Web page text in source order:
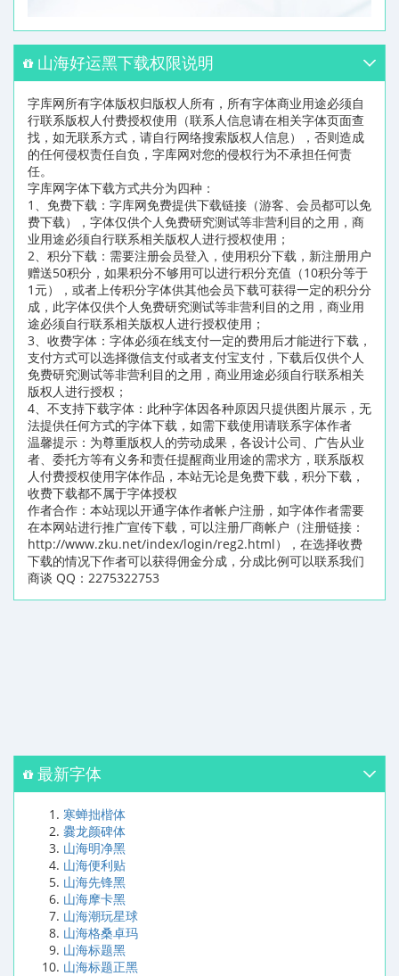
山海好运黑下载权限说明
字库网所有字体版权归版权人所有，所有字体商业用途必须自
行联系版权人付费授权使用（联系人信息请在相关字体页面查
找，如无联系方式，请自行网络搜索版权人信息），否则造成
的任何侵权责任自负，字库网对您的侵权行为不承担任何责
任。
字库网字体下载方式共分为四种：
1、免费下载：字库网免费提供下载链接（游客、会员都可以免
费下载），字体仅供个人免费研究测试等非营利目的之用，商
业用途必须自行联系相关版权人进行授权使用；
2、积分下载：需要注册会员登入，使用积分下载，新注册用户
赠送50积分，如果积分不够用可以进行积分充值（10积分等于
1元），或者上传积分字体供其他会员下载可获得一定的积分分
成，此字体仅供个人免费研究测试等非营利目的之用，商业用
途必须自行联系相关版权人进行授权使用；
3、收费字体：字体必须在线支付一定的费用后才能进行下载，
支付方式可以选择微信支付或者支付宝支付，下载后仅供个人
免费研究测试等非营利目的之用，商业用途必须自行联系相关
版权人进行授权；
4、不支持下载字体：此种字体因各种原因只提供图片展示，无
法提供任何方式的字体下载，如需下载使用请联系字体作者
温馨提示：为尊重版权人的劳动成果，各设计公司、广告从业
者、委托方等有义务和责任提醒商业用途的需求方，联系版权
人付费授权使用字体作品，本站无论是免费下载，积分下载，
收费下载都不属于字体授权
作者合作：本站现以开通字体作者帐户注册，如字体作者需要
在本网站进行推广宣传下载，可以注册厂商帐户（注册链接：
http://www.zku.net/index/login/reg2.html），在选择收费
下载的情况下作者可以获得佣金分成，分成比例可以联系我们
商谈 QQ：2275322753
最新字体
寒蝉拙楷体
爨龙颜碑体
山海明净黑
山海便利贴
山海先锋黑
山海摩卡黑
山海潮玩星球
山海格桑卓玛
山海标题黑
山海标题正黑